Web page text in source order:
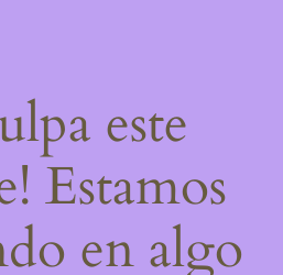
este
Estamos
en algo